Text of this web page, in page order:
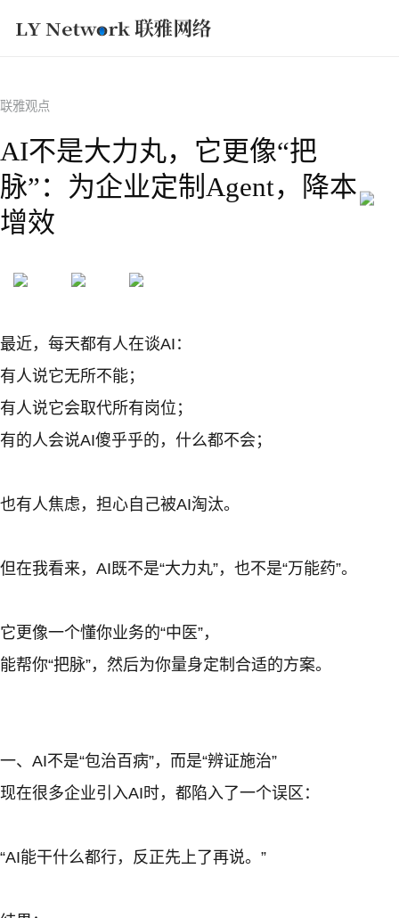
联雅观点
AI不是大力丸，它更像“把
脉”：为企业定制Agent，降本
增效
最近，每天都有人在谈AI：
有人说它无所不能；
有人说它会取代所有岗位；
有的人会说AI傻乎乎的，什么都不会；
也有人焦虑，担心自己被AI淘汰。
但在我看来，AI既不是“大力丸”，也不是“万能药”。
它更像一个懂你业务的“中医”，
能帮你“把脉”，然后为你量身定制合适的方案。
一、AI不是“包治百病”，而是“辨证施治”
现在很多企业引入AI时，都陷入了一个误区：
“AI能干什么都行，反正先上了再说。”